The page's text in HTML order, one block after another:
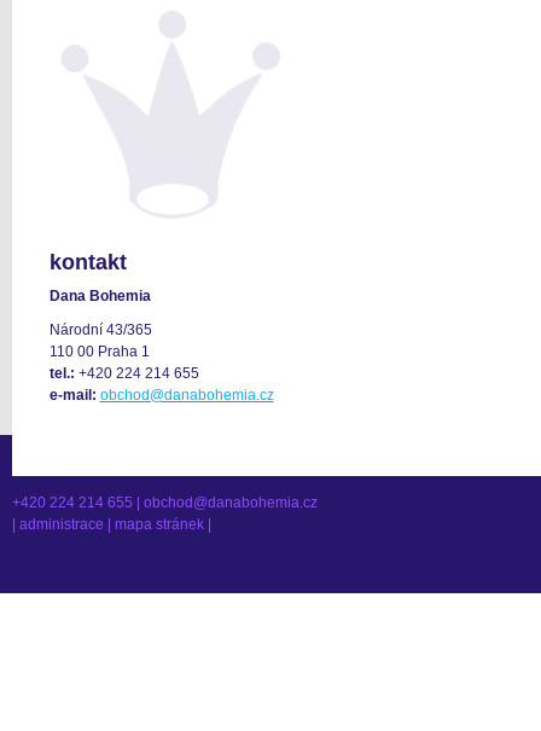
kontakt
Dana Bohemia
Národní 43/365
110 00 Praha 1
tel.: +420 224 214 655
e-mail: obchod@danabohemia.cz
+420 224 214 655 | obchod@danabohemia.cz
administrace mapa stránek|